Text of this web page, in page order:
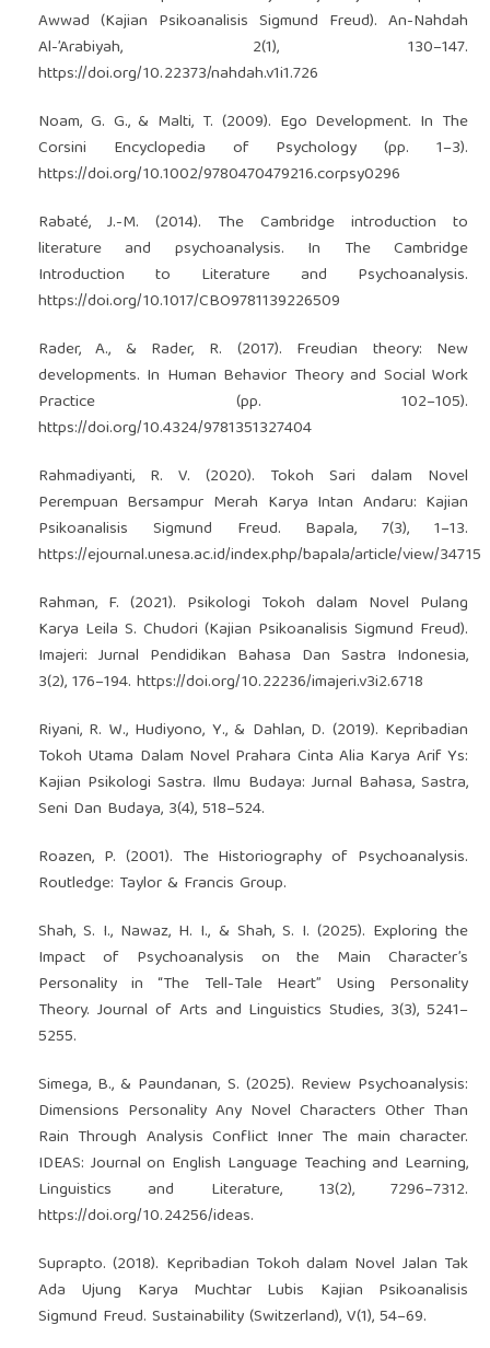
Awwad (Kajian Psikoanalisis Sigmund Freud). An-Nahdah
Al-’Arabiyah, 2(1), 130–147.
https://doi.org/10.22373/nahdah.v1i1.726
Noam, G. G., & Malti, T. (2009). Ego Development. In The
Corsini Encyclopedia of Psychology (pp. 1–3).
https://doi.org/10.1002/9780470479216.corpsy0296
Rabaté, J.-M. (2014). The Cambridge introduction to
literature and psychoanalysis. In The Cambridge
Introduction to Literature and Psychoanalysis.
https://doi.org/10.1017/CBO9781139226509
Rader, A., & Rader, R. (2017). Freudian theory: New
developments. In Human Behavior Theory and Social Work
Practice (pp. 102–105).
https://doi.org/10.4324/9781351327404
Rahmadiyanti, R. V. (2020). Tokoh Sari dalam Novel
Perempuan Bersampur Merah Karya Intan Andaru: Kajian
Psikoanalisis Sigmund Freud. Bapala, 7(3), 1–13.
https://ejournal.unesa.ac.id/index.php/bapala/article/view/34715
Rahman, F. (2021). Psikologi Tokoh dalam Novel Pulang
Karya Leila S. Chudori (Kajian Psikoanalisis Sigmund Freud).
Imajeri: Jurnal Pendidikan Bahasa Dan Sastra Indonesia,
3(2), 176–194. https://doi.org/10.22236/imajeri.v3i2.6718
Riyani, R. W., Hudiyono, Y., & Dahlan, D. (2019). Kepribadian
Tokoh Utama Dalam Novel Prahara Cinta Alia Karya Arif Ys:
Kajian Psikologi Sastra. Ilmu Budaya: Jurnal Bahasa, Sastra,
Seni Dan Budaya, 3(4), 518–524.
Roazen, P. (2001). The Historiography of Psychoanalysis.
Routledge: Taylor & Francis Group.
Shah, S. I., Nawaz, H. I., & Shah, S. I. (2025). Exploring the
Impact of Psychoanalysis on the Main Character’s
Personality in “The Tell-Tale Heart” Using Personality
Theory. Journal of Arts and Linguistics Studies, 3(3), 5241–
5255.
Simega, B., & Paundanan, S. (2025). Review Psychoanalysis:
Dimensions Personality Any Novel Characters Other Than
Rain Through Analysis Conflict Inner The main character.
IDEAS: Journal on English Language Teaching and Learning,
Linguistics and Literature, 13(2), 7296–7312.
https://doi.org/10.24256/ideas.
Suprapto. (2018). Kepribadian Tokoh dalam Novel Jalan Tak
Ada Ujung Karya Muchtar Lubis Kajian Psikoanalisis
Sigmund Freud. Sustainability (Switzerland), V(1), 54–69.